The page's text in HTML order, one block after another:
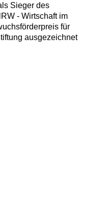
Sieger des
- Wirtschaft im
für
ausgezeichnet